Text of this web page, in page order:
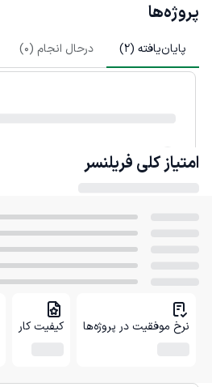
پروژه‌ها
پایان‌یافته (2
) درحال انجام (0
)
امتیاز کلی فریلنسر
نرخ موفقیت در پروژه‌ها کیفیت کار